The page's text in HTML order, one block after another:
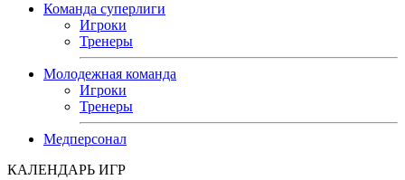
Команда суперлиги
Игроки
Тренеры
Молодежная команда
Игроки
Тренеры
Медперсонал
КАЛЕНДАРЬ ИГР